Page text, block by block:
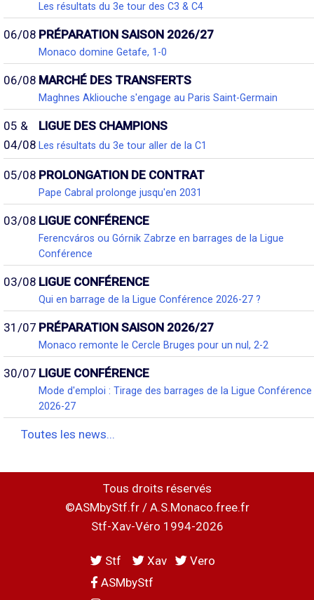
Les résultats du 3e tour des C3 & C4
06/08 PRÉPARATION SAISON 2026/27
Monaco domine Getafe, 1-0
06/08 MARCHÉ DES TRANSFERTS
Maghnes Akliouche s'engage au Paris Saint-Germain
05 &
04/08
LIGUE DES CHAMPIONS
Les résultats du 3e tour aller de la C1
05/08 PROLONGATION DE CONTRAT
Pape Cabral prolonge jusqu'en 2031
03/08 LIGUE CONFÉRENCE
Ferencváros ou Górnik Zabrze en barrages de la Ligue
Conférence
03/08 LIGUE CONFÉRENCE
Qui en barrage de la Ligue Conférence 2026-27 ?
31/07 PRÉPARATION SAISON 2026/27
Monaco remonte le Cercle Bruges pour un nul, 2-2
30/07 LIGUE CONFÉRENCE
Mode d'emploi : Tirage des barrages de la Ligue Conférence
2026-27
Toutes les news...
Tous droits réservés
©ASMbyStf.fr / A.S.Monaco.free.fr
Stf-Xav-Véro 1994-2026
Stf Xav
Vero
ASMbyStf